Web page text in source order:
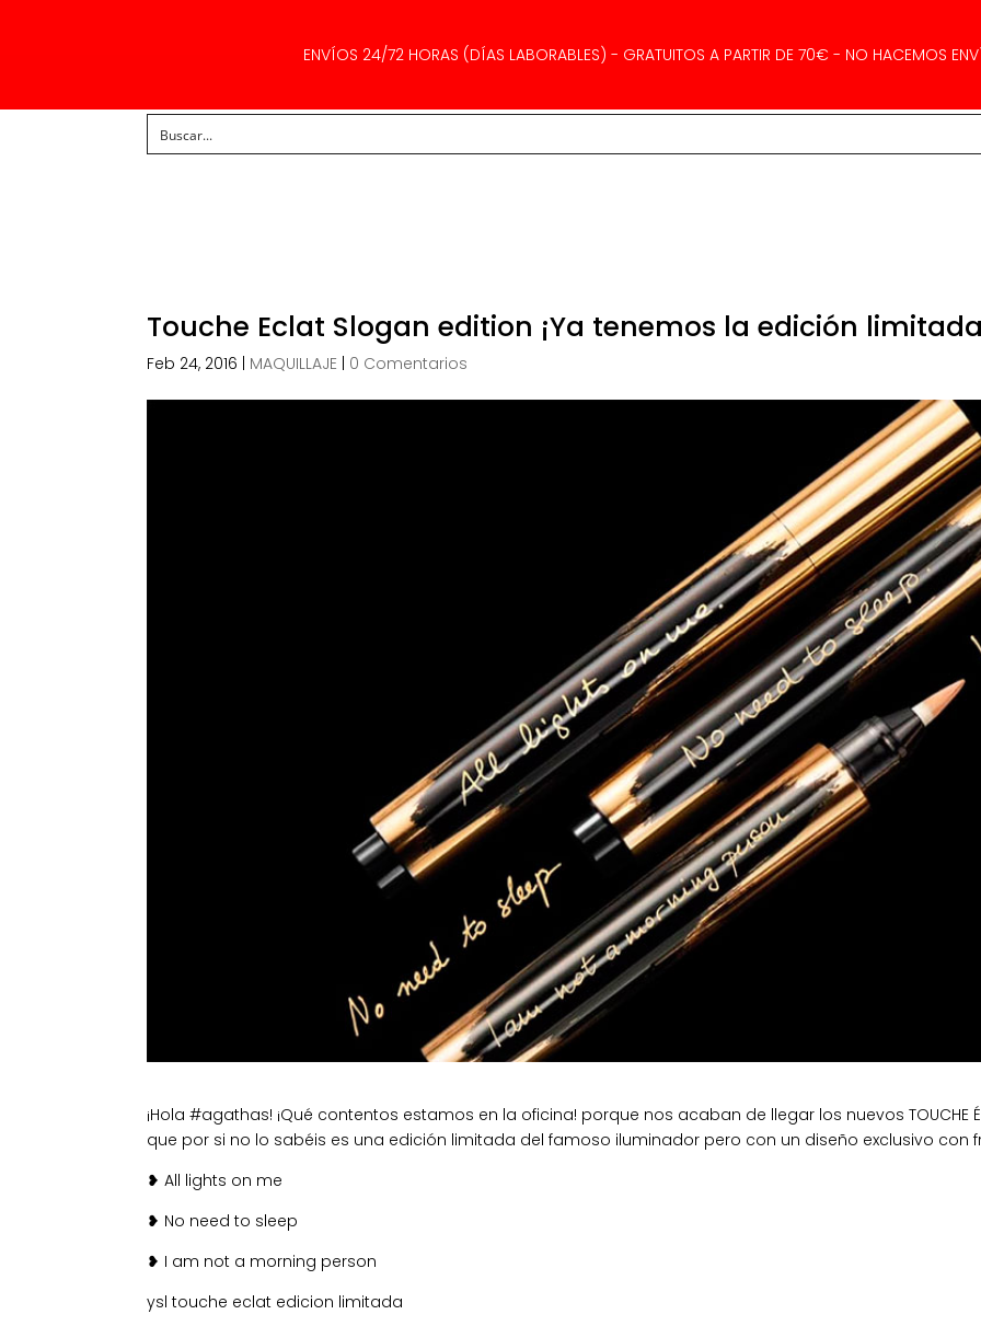
ENVÍOS 24/72 HORAS (DÍAS LABORABLES) - GRATUITOS A PARTIR DE 70€ - NO HACEMOS
Touche Eclat Slogan edition ¡Ya tenemos la edición
Feb 24, 2016 | MAQUILLAJE | 0 Comentarios
¡Hola #agathas! ¡Qué contentos estamos en la oficina! porque nos acaban de llegar los nuevos TOUCHE ÉCLAT
que por si no lo sabéis es una edición limitada del famoso iluminador pero con un diseño exclusivo con
❥ All lights on me
❥ No need to sleep
❥ I am not a morning person
ysl touche eclat edicion limitada